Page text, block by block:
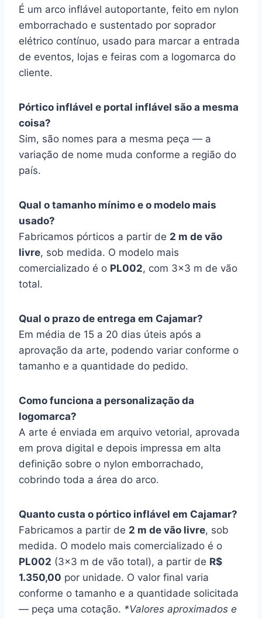
É um arco inflável autoportante, feito em nylon
emborrachado e sustentado por soprador
elétrico contínuo, usado para marcar a entrada
de eventos, lojas e feiras com a logomarca do
cliente.
Pórtico inflável e portal inflável são a mesma
coisa?
Sim, são nomes para a mesma peça — a
variação de nome muda conforme a região do
país.
Qual o tamanho mínimo e o modelo mais
usado?
Fabricamos pórticos a partir de 2 m de vão
livre, sob medida. O modelo mais
comercializado é o PL002, com 3×3 m de vão
total.
Qual o prazo de entrega em Cajamar?
Em média de 15 a 20 dias úteis após a
aprovação da arte, podendo variar conforme o
tamanho e a quantidade do pedido.
Como funciona a personalização da
logomarca?
A arte é enviada em arquivo vetorial, aprovada
em prova digital e depois impressa em alta
definição sobre o nylon emborrachado,
cobrindo toda a área do arco.
Quanto custa o pórtico inflável em Cajamar?
Fabricamos a partir de 2 m de vão livre, sob
medida. O modelo mais comercializado é o
PL002 (3×3 m de vão total), a partir de R$
1.350,00 por unidade. O valor final varia
conforme o tamanho e a quantidade solicitada
— peça uma cotação. *Valores aproximados e